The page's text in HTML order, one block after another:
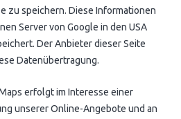
zu speichern. Diese Informationen
Server von Google in den USA
Der Anbieter dieser Seite
Datenübertragung.
erfolgt im Interesse einer
unserer Online-Angebote und an